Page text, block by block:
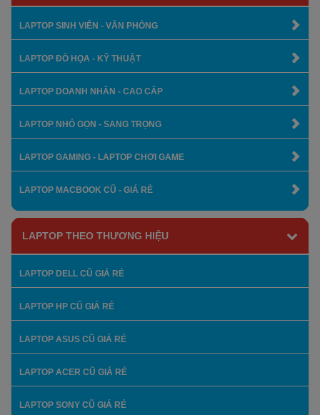
LAPTOP SINH VIÊN - VĂN PHÒNG
LAPTOP ĐỒ HỌA - KỸ THUẬT
LAPTOP DOANH NHÂN - CAO CẤP
LAPTOP NHỎ GỌN - SANG TRỌNG
LAPTOP GAMING - LAPTOP CHƠI GAME
LAPTOP MACBOOK CŨ - GIÁ RẺ
LAPTOP THEO THƯƠNG HIỆU
LAPTOP DELL CŨ GIÁ RẺ
LAPTOP HP CŨ GIÁ RẺ
LAPTOP ASUS CŨ GIÁ RẺ
LAPTOP ACER CŨ GIÁ RẺ
LAPTOP SONY CŨ GIÁ RẺ